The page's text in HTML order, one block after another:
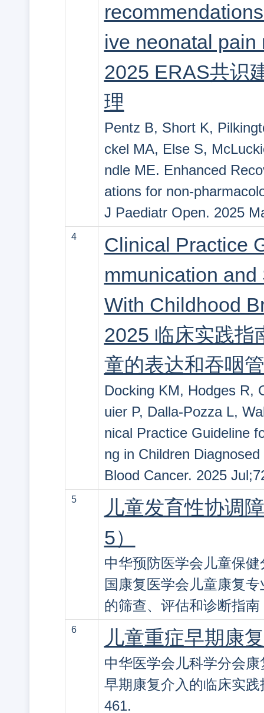
ive neonatal pain
2025 ERAS共识
理
Pentz B, Short K,
ckel MA, Else S,
ndle ME. Enhanced
ations for non-
J Paediatr Open. 2025
4
Clinical Practice
mmunication
With Childhood
2025 临床实践指
童的表达和吞咽
Docking KM, Hodges R,
uier P, Dalla-Pozza L,
nical Practice Guideline
ng in Children
Blood Cancer. 2025
5
儿童发育性协调
5）
中华预防医学会儿童保
国康复医学会儿童康复
的筛查、评估和诊断指
6 儿童重症早期康
中华医学会儿科学分会
早期康复介入的临床实
461.